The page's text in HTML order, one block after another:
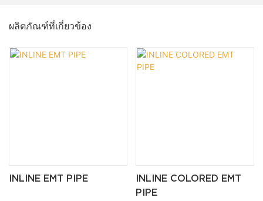
ผลิตภัณฑ์ที่เกี่ยวข้อง
INLINE EMT PIPE
INLINE COLORED EMT
PIPE